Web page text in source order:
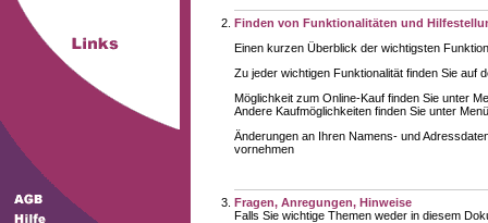
Finden von Funktionalitäten und
Einen kurzen Überblick der wichtigsten
Zu jeder wichtigen Funktionalität finden Sie auf
Möglichkeit zum Online-Kauf finden Sie unter
Andere Kaufmöglichkeiten finden Sie unter
Änderungen an Ihren Namens- und
vornehmen
Fragen, Anregungen, Hinweise
Falls Sie wichtige Themen weder in diesem